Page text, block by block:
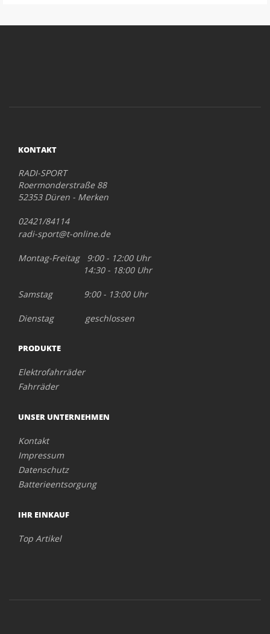
KONTAKT
RADI-SPORT
Roermonderstraße 88
52353 Düren - Merken
02421/84114
radi-sport@t-online.de
Montag-Freitag 9:00 - 12:00 Uhr
14:30 - 18:00 Uhr
Samstag 9:00 - 13:00 Uhr
Dienstag geschlossen
PRODUKTE
Elektrofahrräder
Fahrräder
UNSER UNTERNEHMEN
Kontakt
Impressum
Datenschutz
Batterieentsorgung
IHR EINKAUF
Top Artikel